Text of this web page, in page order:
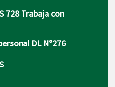
728 Trabaja con
DL N°276